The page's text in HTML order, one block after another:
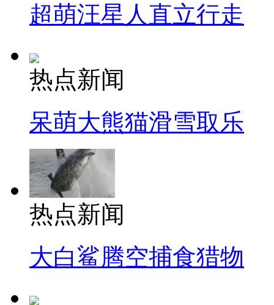
超萌汪星人直立行走
热点新闻
呆萌大熊猫滑雪取乐
热点新闻
大白鲨腾空捕食猎物